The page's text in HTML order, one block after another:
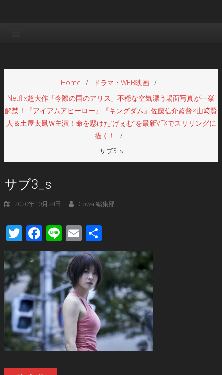
Home
ドラマ・WEB映画
Netflix超大作「今際の国のアリス」不穏な空気漂う場面写真が一挙
解禁！『アイアムアヒーロー』『キングダム』佐藤信介監督×山﨑賢
人＆土屋太鳳Ｗ主演！命を懸けた“げぇむ”を最新VFXでスリリングに
描く！
サブ3_s
サブ3_s
2020年10月24日 Cowai編集部
Twitter
Facebook
LineEmail
有